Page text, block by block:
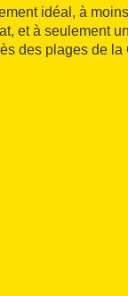
idéal, à
et à seulement
des plages de la